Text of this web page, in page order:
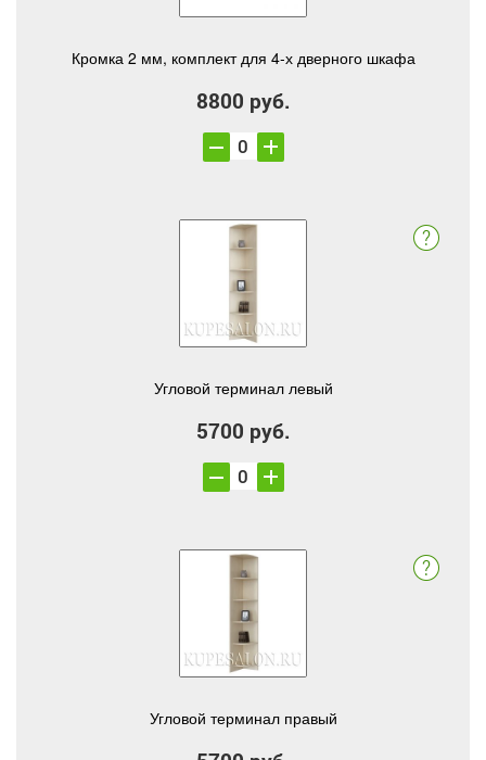
Кромка 2 мм, комплект для 4-х дверного шкафа
8800 руб.
Угловой терминал левый
5700 руб.
Угловой терминал правый